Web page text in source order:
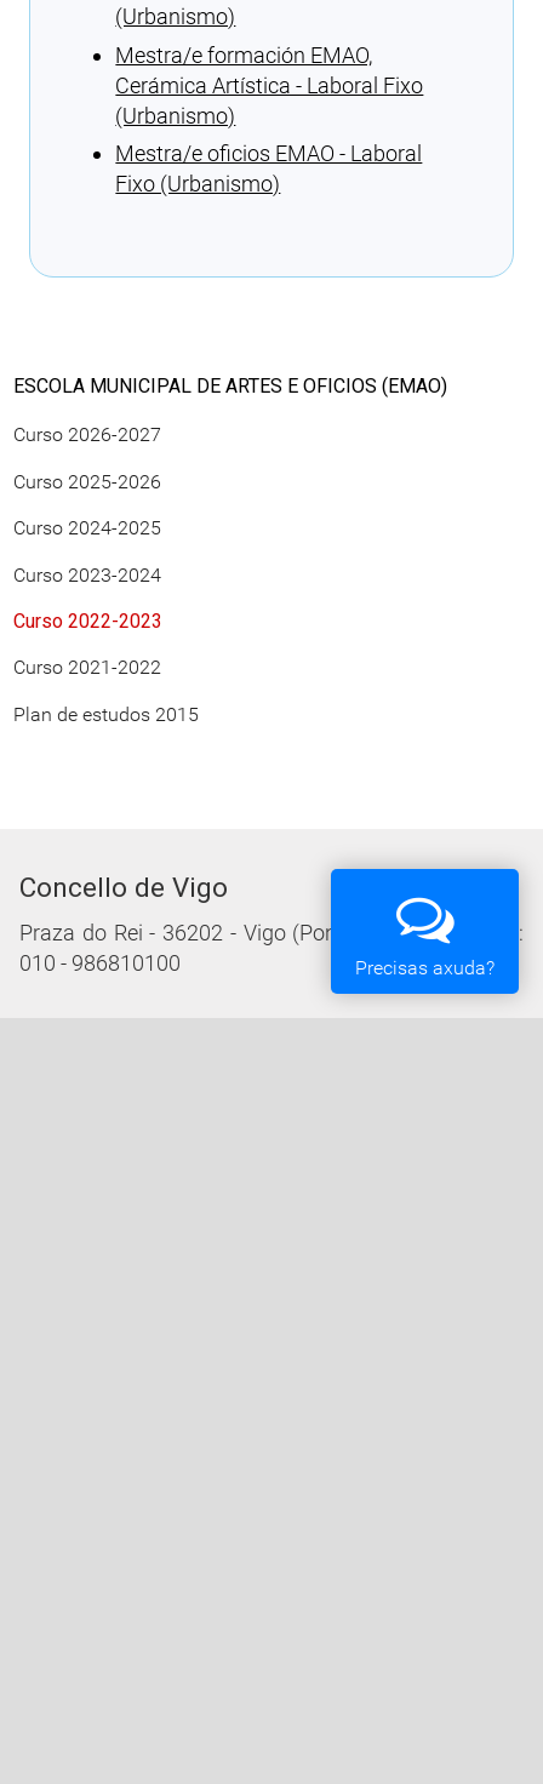
(Urbanismo)
Mestra/e formación EMAO,
Cerámica Artística - Laboral Fixo
(Urbanismo)
Mestra/e oficios EMAO - Laboral
Fixo (Urbanismo)
ESCOLA MUNICIPAL DE ARTES E OFICIOS (EMAO)
Curso 2026-2027
Curso 2025-2026
Curso 2024-2025
Curso 2023-2024
Curso 2022-2023
Curso 2021-2022
Plan de estudos 2015
Concello de Vigo
Praza do Rei - 36202 - Vigo (Pontevedra) - Teléfono:
010 - 986810100
Precisas axuda?